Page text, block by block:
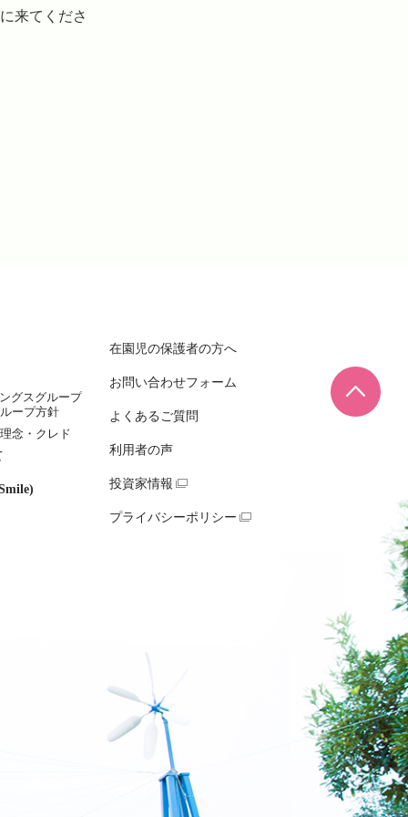
来てくださ
ページ
グスグループ
ープ方針
念・クレド
在園児の保護者の方へ
お問い合わせフォーム
よくあるご質問
利用者の声
投資家情報
プライバシーポリシー